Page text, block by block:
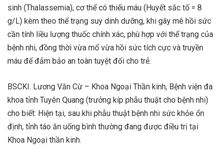
sinh (Thalassemia), cơ thể có thiếu máu (Huyết sắc tố = 8
g/L) kèm theo thể trạng suy dinh dưỡng, khi gây mê hồi sức
cần tính liều lượng thuốc chính xác, phù hợp với thể trạng của
bệnh nhi, đồng thời vừa mổ vừa hồi sức tích cực và truyền
máu để đảm bảo an toàn tuyệt đối cho trẻ.
BSCKI. Lương Văn Cừ – Khoa Ngoại Thần kinh, Bệnh viện đa
khoa tỉnh Tuyên Quang (trưởng kíp phẫu thuật cho bệnh nhi)
cho biết: Hiện tại, sau khi phẫu thuật bệnh nhi sức khỏe ổn
định, tỉnh táo ăn uống bình thường đang được điều trị tại
Khoa Ngoại thần kinh.